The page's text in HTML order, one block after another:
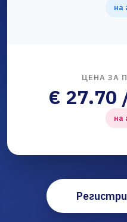
на
ЦЕНА ЗА
€ 27.70
на